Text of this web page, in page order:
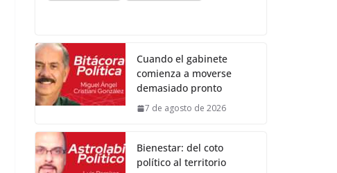
Cuando el gabinete
comienza a moverse
demasiado pronto
7 de agosto de 2026
Bienestar: del coto
político al territorio